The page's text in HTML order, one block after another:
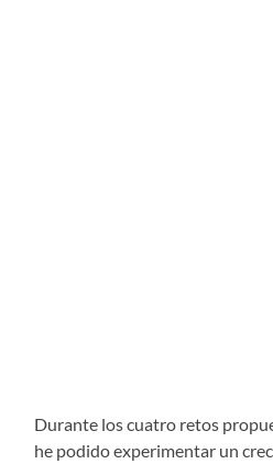
Durante los cuatro retos
he podido experimentar un